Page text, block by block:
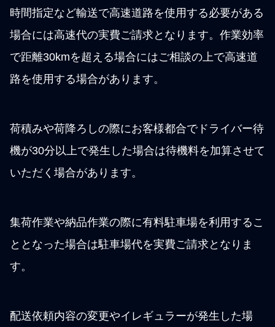
時間指定など輸送で高速道路を使用する必要がある
場合には高速代の実費ご請求となります。作業効率
で距離30kmを超える場合にはご相談の上で高速道
路を使用する場合があります。
荷積みや荷降ろしの際にお客様都合でドライバー待
機が30分以上で発生した場合は待機料を加算させて
いただく場合があります。
集荷作業や納品作業の際に有料駐車場を利用するこ
ととなった場合は駐車場代を実費ご請求となりま
す。
配送依頼内容の変更やイレギュラーが発生した場